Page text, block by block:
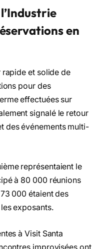
en
et solide de
pour des
effectuées sur
signalé le retour
des événements multi-
représentaient le
à 80 000 réunions
000 étaient des
exposants.
à Visit Santa
improvisées ont